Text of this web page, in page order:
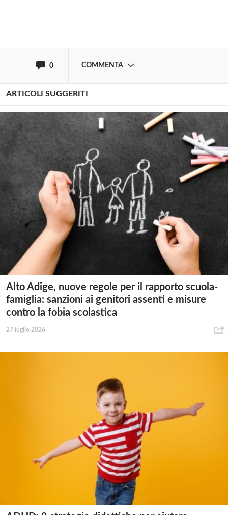
0 COMMENTA
ARTICOLI SUGGERITI
Alto Adige, nuove regole per il rapporto scuola-
famiglia: sanzioni ai genitori assenti e misure
contro la fobia scolastica
27 luglio 2026